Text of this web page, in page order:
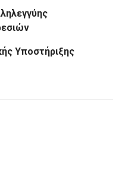
Υποστήριξης